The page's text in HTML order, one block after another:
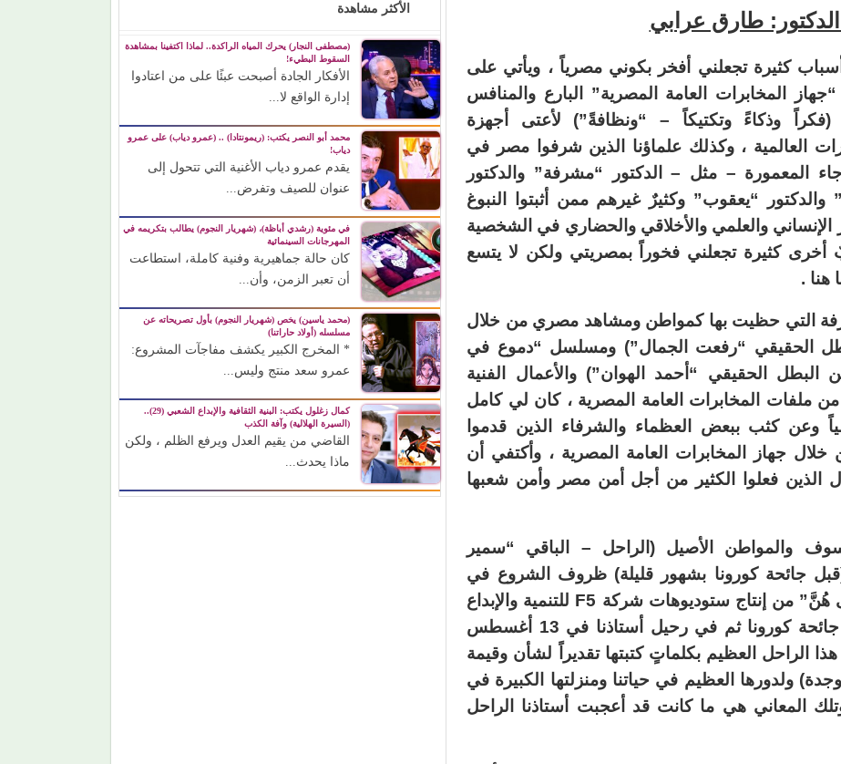
طارق عرابي
كثيرة تجعلني أفخر بكوني مصرياً ، ويأتي على
المخابرات العامة المصرية” البارع والمنافس
(فكراً وذكاءً وتكتيكاً – “ونظافةً”) لأعتى أجهزة
العالمية ، وكذلك علماؤنا الذين شرفوا مصر في
المعمورة – مثل – الدكتور “مشرفة” والدكتور
والدكتور “يعقوب” وكثيرٌ غيرهم ممن أثبتوا النبوغ
الإنساني والعلمي والأخلاقي والحضاري في الشخصية
أخرى كثيرة تجعلني فخوراً بمصريتي ولكن لا يتسع
هنا .
التي حظيت بها كمواطن ومشاهد مصري من خلال
الحقيقي “رفعت الجمال”) ومسلسل “دموع في
الحقيقي “أحمد الهوان”) والأعمال الفنية
ملفات المخابرات العامة المصرية ، كان لي كامل
وعن كثب ببعض العظماء والشرفاء الذين قدموا
جهاز المخابرات العامة المصرية ، وأكتفي أن
الذين فعلوا الكثير من أجل أمن مصر وأمن شعبها
والمواطن الأصيل (الراحل – الباقي “سمير
جائحة كورونا بشهور قليلة) ظروف الشروع في
عمل غنائي وطني بعنوان “الله على هُنَّ” من إنتاج ستوديوهات شركة F5 للتنمية والإبداع
الإعلامي ، ولكن القدر (متمثلاً في جائحة كورونا ثم في رحيل أستاذنا في 13 أغسطس
الراحل العظيم بكلماتٍ كتبتها تقديراً لشأن وقيمة
ولدورها العظيم في حياتنا ومنزلتها الكبيرة في
المعاني هي ما كانت قد أعجبت أستاذنا الراحل
الأكثر مشاهدة
(مصطفى النجار) يحرك المياه الراكدة.. لماذا اكتفينا بمشاهدة
السقوط البطيء!
الأفكار الجادة أصبحت عبئًا على من اعتادوا
إدارة الواقع لا...
محمد أبو النصر يكتب: (ريمونتادا) .. (عمرو دياب) على عمرو
دياب!
يقدم عمرو دياب الأغنية التي تتحول إلى
عنوان للصيف وتفرض...
في مئوية (رشدي أباظة)، (شهريار النجوم) يطالب بتكريمه في
المهرجانات السينمائية
كان حالة جماهيرية وفنية كاملة، استطاعت
أن تعبر الزمن، وأن...
(محمد ياسين) يخص (شهريار النجوم) بأول تصريحاته عن
مسلسله (أولاد حاراتنا)
* المخرج الكبير يكشف مفاجآت المشروع:
عمرو سعد منتج وليس...
كمال زغلول يكتب: البنية الثقافية والإبداع الشعبي (29)..
(السيرة الهلالية) وآفة الكذب
القاضي من يقيم العدل ويرفع الظلم ، ولكن
ماذا يحدث...